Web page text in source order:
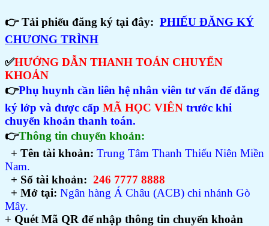
👉Tải phiếu đăng ký tại đây: PHIẾU ĐĂNG KÝ
CHƯƠNG TRÌNH
✅HƯỚNG DẪN THANH TOÁN CHUYỂN
KHOẢN
👉Phụ huynh cần liên hệ nhân viên tư vấn để đăng
ký lớp và được cấp MÃ HỌC VIÊN trước khi
chuyển khoản thanh toán.
👉Thông tin chuyển khoản:
+ Tên tài khoản: Trung Tâm Thanh Thiếu Niên Miền
Nam.
+ Số tài khoản: 246 7777 8888
+ Mở tại: Ngân hàng Á Châu (ACB) chi nhánh Gò
Mây.
+ Quét Mã QR để nhập thông tin chuyển khoản